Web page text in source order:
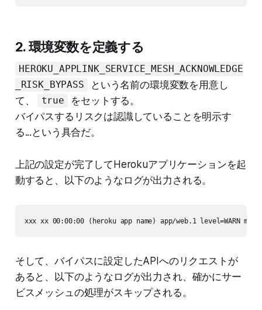
2. 環境変数を定義する
HEROKU_APPLINK_SERVICE_MESH_ACKNOWLEDGE
_RISK_BYPASS
という名前の環境変数を用意し
て、
true
をセットする。
バイパスするリスクは認識していることを明示す
る...という具合だ。
上記の設定が完了してHerokuアプリケーションを起
動すると、以下のようなログが出力される。
xxx xx 00:00:00 (heroku app name) app/web.1
そして、バイパスに設定したAPIへのリクエストが
あると、以下のようなログが出力され、確かにサー
ビスメッシュの処理がスキップされる。